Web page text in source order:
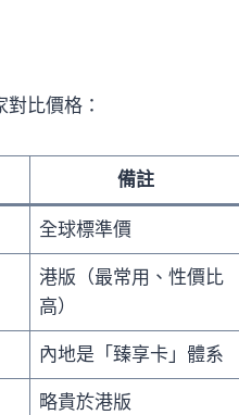
比價格：
備註
全球標準價
港版（最常用、性價比
高）
內地是「臻享卡」體系
略貴於港版